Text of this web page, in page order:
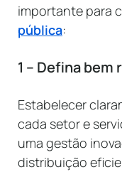
importante para
pública:
1 – Defina
Estabelecer
cada setor e
uma gestão
distribuição